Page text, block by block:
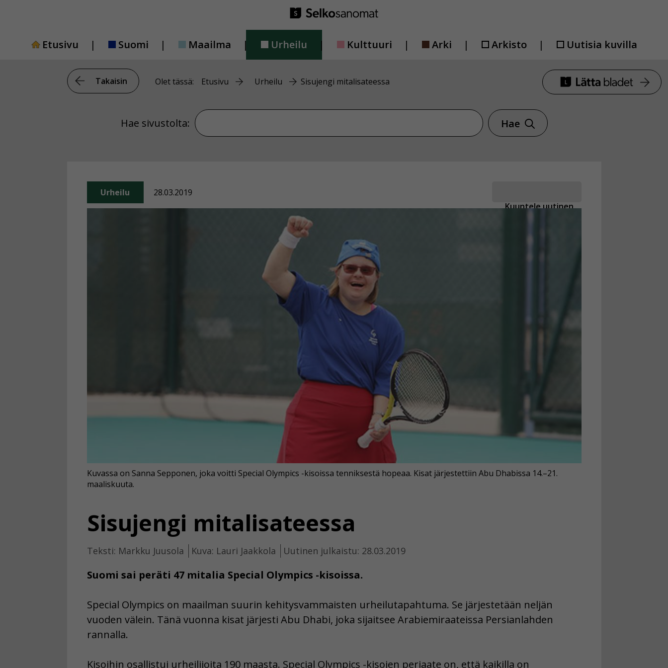
Etusivu
Suomi Maailma Urheilu Kulttuuri Arki Arkisto Uutisia kuvilla
Takaisin Olet tässä: Etusivu Urheilu Sisujengi mitalisateessa
Hae sivustolta: Hae sivustolta
Hae
Kuuntele uutinen
Urheilu 28.03.2019
Sisujengi mitalisateessa
Teksti: Markku Juusola Kuva: Lauri Jaakkola Uutinen julkaistu: 28.03.2019
Suomi sai peräti 47 mitalia Special Olympics -kisoissa.
Kuvassa on Sanna Sepponen, joka voitti Special Olympics -kisoissa tenniksestä hopeaa. Kisat järjestettiin Abu Dhabissa 14.–21.
maaliskuuta.
Special Olympics on maailman suurin kehitysvammaisten urheilutapahtuma. Se järjestetään neljän
vuoden välein. Tänä vuonna kisat järjesti Abu Dhabi, joka sijaitsee Arabiemiraateissa Persianlahden
rannalla.
Kisoihin osallistui urheilijoita 190 maasta. Special Olympics -kisojen periaate on, että kaikilla on